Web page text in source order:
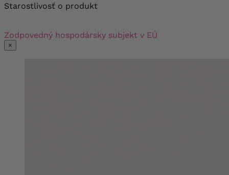
Starostlivosť o produkt
Zodpovedný hospodársky subjekt v EÚ
×